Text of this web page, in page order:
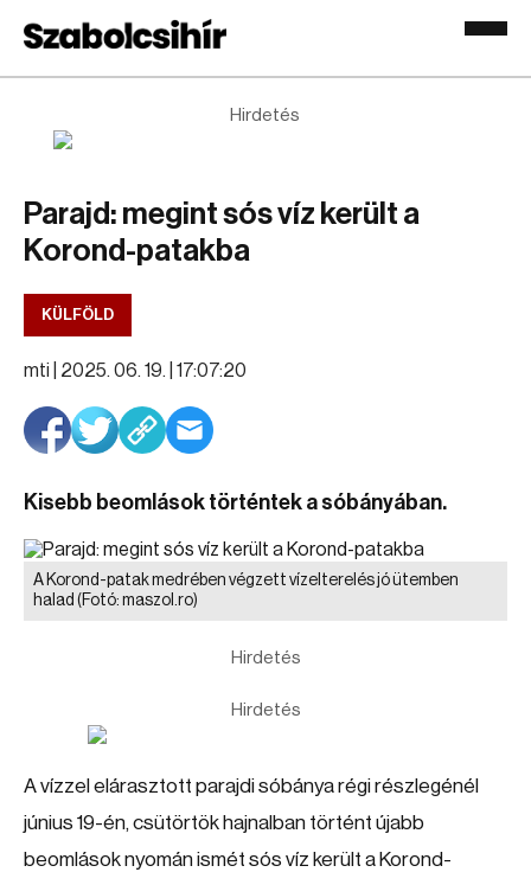
Hirdetés
Parajd: megint sós víz került a
Korond-patakba
KÜLFÖLD
mti | 2025. 06. 19. | 17:07:20
Kisebb beomlások történtek a sóbányában.
A Korond-patak medrében végzett vízelterelés jó ütemben
halad (Fotó: maszol.ro)
Hirdetés
Hirdetés
A vízzel elárasztott parajdi sóbánya régi részlegénél
június 19-én, csütörtök hajnalban történt újabb
beomlások nyomán ismét sós víz került a Korond-